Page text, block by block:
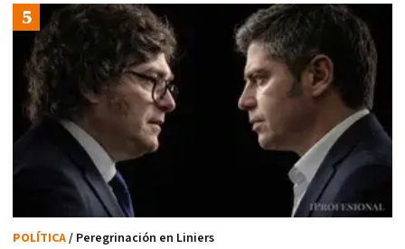
POLÍTICA/ Peregrinación en Liniers